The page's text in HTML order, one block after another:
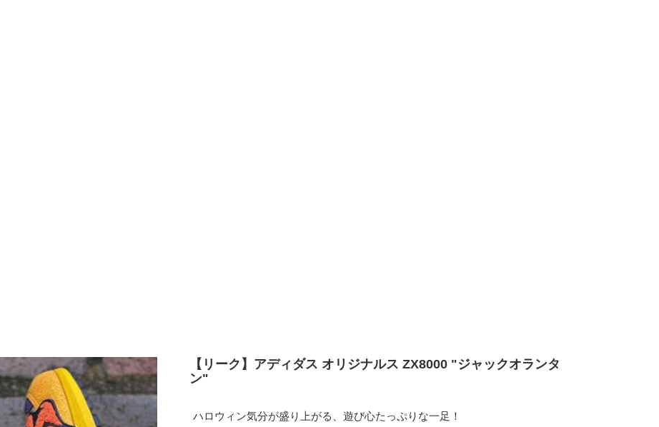
【リーク】アディダス オリジナルス ZX8000 "ジャックオランタ
ン"
ハロウィン気分が盛り上がる、遊び心たっぷりな一足！